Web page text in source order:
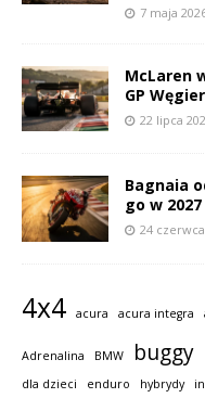
7 maja
McLaren
GP
22 lipca
Bagnaia
go w 2027
24
4x4 acura acura integra
Adrenalina BMW buggy
dla dzieci
enduro hybrydy